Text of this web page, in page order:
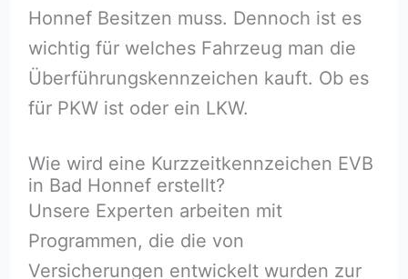
Honnef Besitzen muss. Dennoch ist es
wichtig für welches Fahrzeug man die
Überführungskennzeichen kauft. Ob es
für PKW ist oder ein LKW.
Wie wird eine Kurzzeitkennzeichen EVB
in Bad Honnef erstellt?
Unsere Experten arbeiten mit
Programmen, die die von
Versicherungen entwickelt wurden zur